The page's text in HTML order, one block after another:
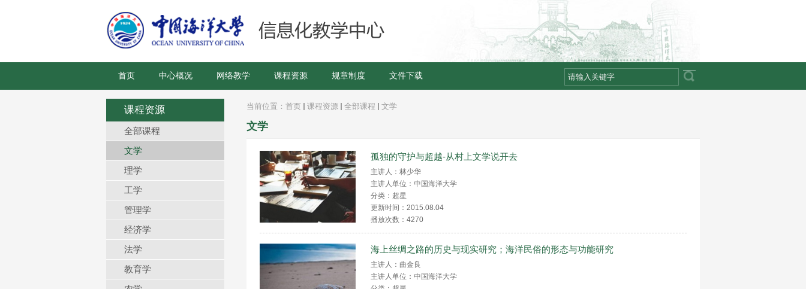
首页 中心概况 网络教学 课程资源 规章制度 文件下载
课程资源
全部课程
文学
理学
工学
管理学
经济学
法学
教育学
当前位置： 首页 课程资源 全部课程 文学
文学
孤独的守护与超越-从村上文学说开去
主讲人：林少华
主讲人单位：中国海洋大学
分类：超星
更新时间：2015.08.04
播放次数： 4270
海上丝绸之路的历史与现实研究；海洋民俗的形态与功能研究
主讲人：曲金良
主讲人单位：中国海洋大学